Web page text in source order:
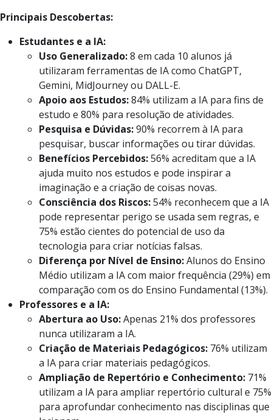
Principais Descobertas:
Estudantes e a IA:
Uso Generalizado:8 em cada 10 alunos já
utilizaram ferramentas de IA como ChatGPT,
Gemini, MidJourney ou DALL-E.
Apoio aos Estudos:84% utilizam a IA para fins de
estudo e 80% para resolução de atividades.
Pesquisa e Dúvidas:90% recorrem à IA para
pesquisar, buscar informações ou tirar dúvidas.
Benefícios Percebidos:56% acreditam que a IA
ajuda muito nos estudos e pode inspirar a
imaginação e a criação de coisas novas.
Consciência dos Riscos:54% reconhecem que a IA
pode representar perigo se usada sem regras, e
75% estão cientes do potencial de uso da
tecnologia para criar notícias falsas.
Diferença por Nível de Ensino:Alunos do Ensino
Médio utilizam a IA com maior frequência (29%) em
comparação com os do Ensino Fundamental (13%).
Professores e a IA:
Abertura ao Uso:Apenas 21% dos professores
nunca utilizaram a IA.
Criação de Materiais Pedagógicos: 76% utilizam
a IA para criar materiais pedagógicos.
Ampliação de Repertório e Conhecimento: 71%
utilizam a IA para ampliar repertório cultural e 75%
para aprofundar conhecimento nas disciplinas que